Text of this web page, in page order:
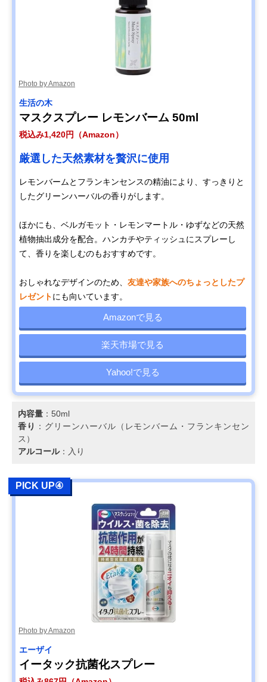
Photo by Amazon
生活の木
マスクスプレー レモンバーム 50ml
税込み1,420円（Amazon）
厳選した天然素材を贅沢に使用
レモンバームとフランキンセンスの精油により、すっきりと
したグリーンハーバルの香りがします。
ほかにも、ベルガモット・レモンマートル・ゆずなどの天然
植物抽出成分を配合。ハンカチやティッシュにスプレーし
て、香りを楽しむのもおすすめです。
おしゃれなデザインのため、 友達や家族へのちょっとしたプ
レゼントにも向いています。
Amazonで見る
楽天市場で見る
Yahoo!で見る
内容量 ：50ml
香り
：グリーンハーバル（レモンバーム・フランキンセン
ス）
アルコール：入り
PICK UP④
Photo by Amazon
エーザイ
イータック抗菌化スプレー